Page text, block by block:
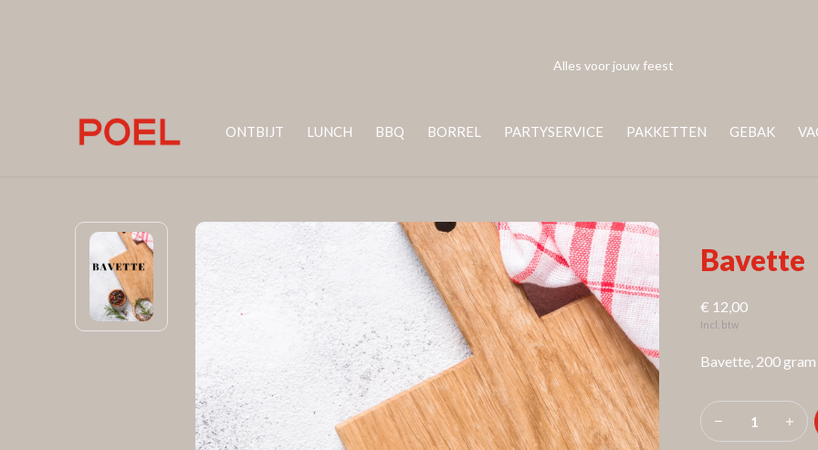
ONTBIJT LUNCH BBQ BORREL PARTYSERVICE PAKKETTEN GEBAK
Alles voor jouw feest
Bavette
€ 12,00
Incl. btw
Bavette, 200 gram